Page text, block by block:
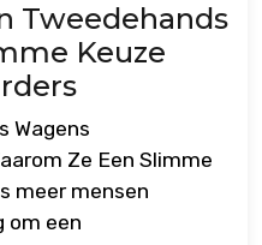
Tweedehands
Keuze
Wagens
Ze Een Slimme
meer mensen
om een